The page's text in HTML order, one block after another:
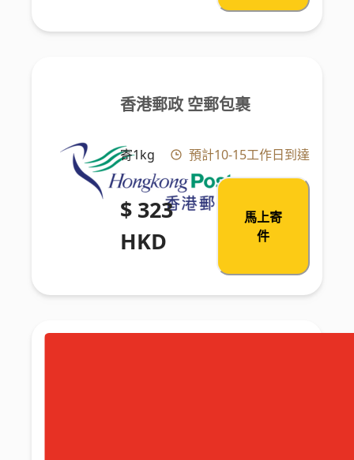
香港郵政 空郵包裹
寄1kg 預計10-15工作日到達
$ 323
HKD
馬上寄
件